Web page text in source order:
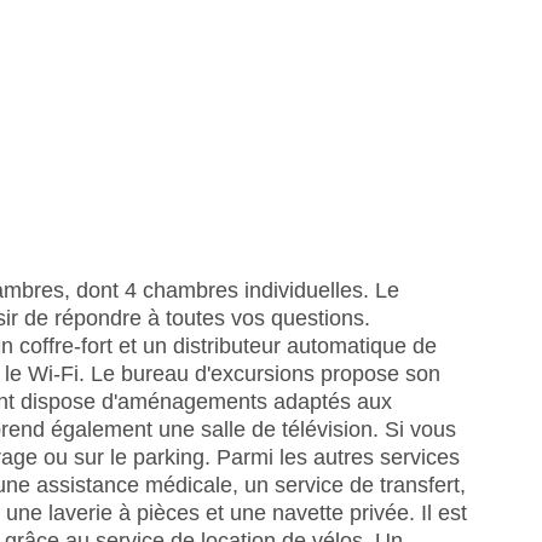
dont 4 chambres individuelles. Le
de répondre à toutes vos questions.
coffre-fort et un distributeur automatique de
Wi-Fi. Le bureau d'excursions propose son
dispose d'aménagements adaptés aux
également une salle de télévision. Si vous
ou sur le parking. Parmi les autres services
assistance médicale, un service de transfert,
laverie à pièces et une navette privée. Il est